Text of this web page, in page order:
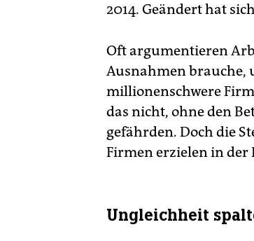
2014. Geändert hat
Oft argumentieren
Ausnahmen brauche,
millionenschwere
das nicht, ohne den
gefährden. Doch die
Firmen erzielen in der
Ungleichheit